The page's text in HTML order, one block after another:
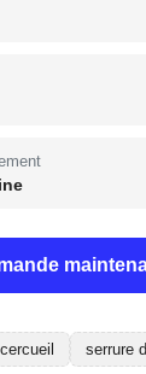
serrure